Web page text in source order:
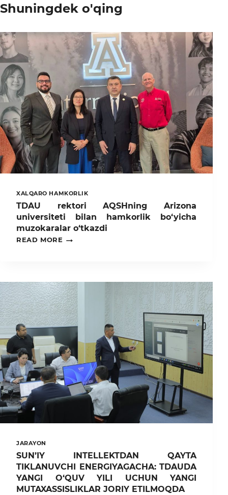
Shuningdek o'qing
XALQARO HAMKORLIK
TDAU rektori AQSHning Arizona
universiteti bilan hamkorlik bo‘yicha
muzokaralar o‘tkazdi
READ MORE
TDAU
BILAN
HAMKORLIK
BO‘YICHA
MUZOKARALAR
O‘TKAZDI
JARAYON
SUN’IY INTELLEKTDAN QAYTA
TIKLANUVCHI ENERGIYAGACHA: TDAUDA
YANGI O‘QUV YILI UCHUN YANGI
MUTAXASSISLIKLAR JORIY ETILMOQDA